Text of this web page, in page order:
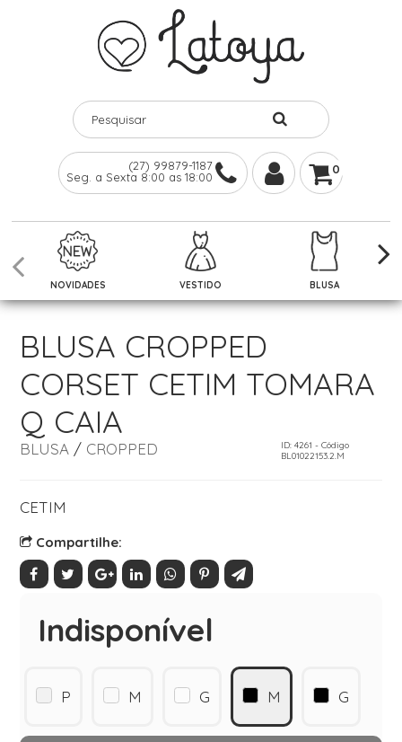
(27) 99879-1187
Seg. a Sexta 8:00 as 18:00
0
NOVIDADES VESTIDO BLUSA
BLUSA CROPPED
CORSET CETIM TOMARA
Q CAIA
BLUSA/ CROPPED
ID: 4261 - Código
BL01022153.2.M
CETIM
Compartilhe:
Indisponível
P M G M G